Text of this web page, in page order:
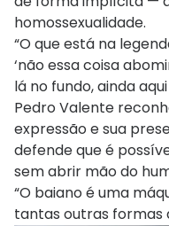
homossexualidade.
“O que está na
‘não essa coisa
lá no fundo, ainda
Pedro Valente
expressão e sua
defende que é
sem abrir mão do
“O baiano é uma
tantas outras formas